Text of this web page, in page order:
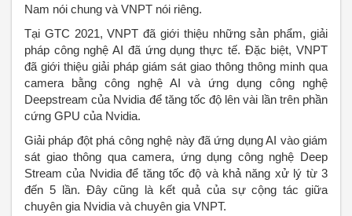
Nam nói chung và VNPT nói riêng.
Tại GTC 2021, VNPT đã giới thiệu những sản phẩm, giải
pháp công nghệ AI đã ứng dụng thực tế. Đặc biệt, VNPT
đã giới thiệu giải pháp giám sát giao thông thông minh qua
camera bằng công nghệ AI và ứng dụng công nghệ
Deepstream của Nvidia để tăng tốc độ lên vài lần trên phần
cứng GPU của Nvidia.
Giải pháp đột phá công nghệ này đã ứng dụng AI vào giám
sát giao thông qua camera, ứng dụng công nghệ Deep
Stream của Nvidia để tăng tốc độ và khả năng xử lý từ 3
đến 5 lần. Đây cũng là kết quả của sự cộng tác giữa
chuyên gia Nvidia và chuyên gia VNPT.